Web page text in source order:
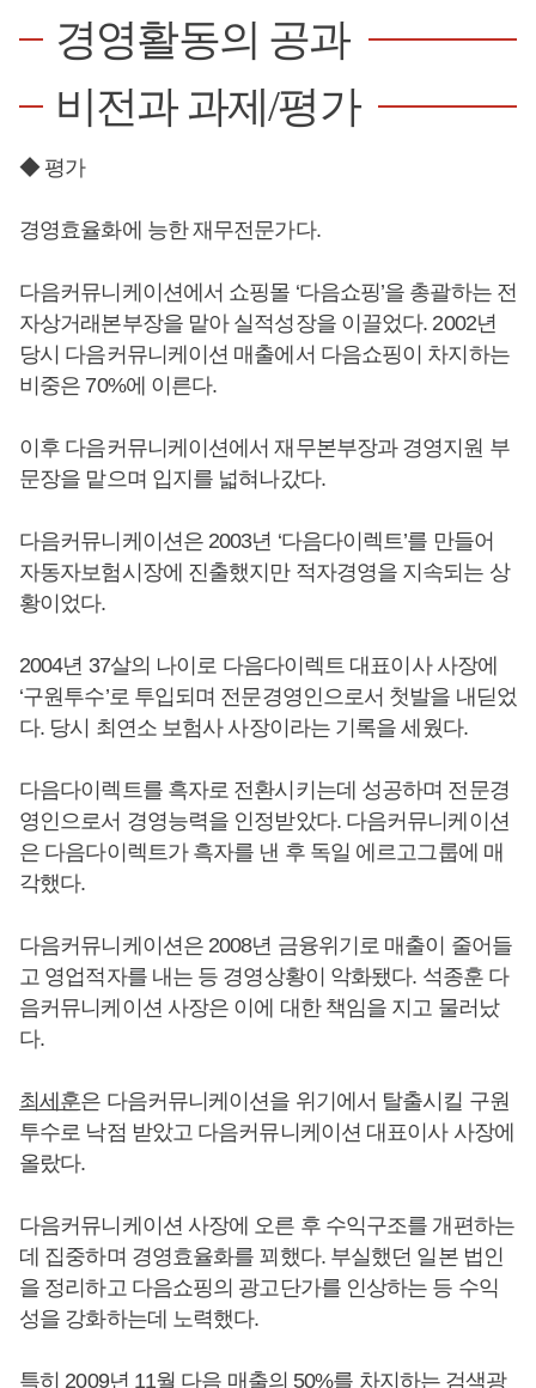
경영활동의 공과
비전과 과제/평가
◆ 평가
경영효율화에 능한 재무전문가다.
다음커뮤니케이션에서 쇼핑몰 ‘다음쇼핑’을 총괄하는 전
자상거래본부장을 맡아 실적성장을 이끌었다. 2002년
당시 다음커뮤니케이션 매출에서 다음쇼핑이 차지하는
비중은 70%에 이른다.
이후 다음커뮤니케이션에서 재무본부장과 경영지원 부
문장을 맡으며 입지를 넓혀나갔다.
다음커뮤니케이션은 2003년 ‘다음다이렉트’를 만들어
자동자보험시장에 진출했지만 적자경영을 지속되는 상
황이었다.
2004년 37살의 나이로 다음다이렉트 대표이사 사장에
‘구원투수’로 투입되며 전문경영인으로서 첫발을 내딛었
다. 당시 최연소 보험사 사장이라는 기록을 세웠다.
다음다이렉트를 흑자로 전환시키는데 성공하며 전문경
영인으로서 경영능력을 인정받았다. 다음커뮤니케이션
은 다음다이렉트가 흑자를 낸 후 독일 에르고그룹에 매
각했다.
다음커뮤니케이션은 2008년 금융위기로 매출이 줄어들
고 영업적자를 내는 등 경영상황이 악화됐다. 석종훈 다
음커뮤니케이션 사장은 이에 대한 책임을 지고 물러났
다.
최세훈은 다음커뮤니케이션을 위기에서 탈출시킬 구원
투수로 낙점 받았고 다음커뮤니케이션 대표이사 사장에
올랐다.
다음커뮤니케이션 사장에 오른 후 수익구조를 개편하는
데 집중하며 경영효율화를 꾀했다. 부실했던 일본 법인
을 정리하고 다음쇼핑의 광고단가를 인상하는 등 수익
성을 강화하는데 노력했다.
특히 2009년 11월 다음 매출의 50%를 차지하는 검색광